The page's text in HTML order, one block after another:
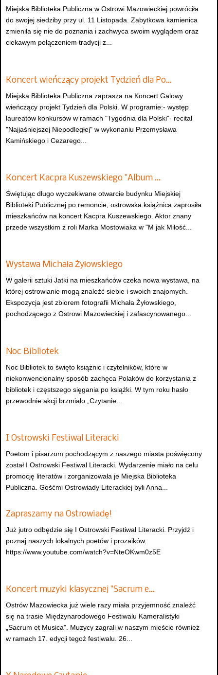
Miejska Biblioteka Publiczna w Ostrowi Mazowieckiej powróciła
do swojej siedziby przy ul. 11 Listopada. Zabytkowa kamienica
zmieniła się nie do poznania i zachwyca swoim wyglądem oraz
ciekawym połączeniem tradycji z...
Koncert wieńczący projekt Tydzień dla Po…
Miejska Biblioteka Publiczna zaprasza na Koncert Galowy
wieńczący projekt Tydzień dla Polski. W programie:- występ
laureatów konkursów w ramach "Tygodnia dla Polski"- recital
"Najjaśniejszej Niepodległej" w wykonaniu Przemysława
Kamińskiego i Cezarego...
Koncert Kacpra Kuszewskiego "Album …
Świętując długo wyczekiwane otwarcie budynku Miejskiej
Biblioteki Publicznej po remoncie, ostrowska książnica zaprosiła
mieszkańców na koncert Kacpra Kuszewskiego. Aktor znany
przede wszystkim z roli Marka Mostowiaka w "M jak Miłość...
Wystawa Michała Żyłowskiego
W galerii sztuki Jatki na mieszkańców czeka nowa wystawa, na
której ostrowianie mogą znaleźć siebie i swoich znajomych.
Ekspozycja jest zbiorem fotografii Michała Żyłowskiego,
pochodzącego z Ostrowi Mazowieckiej i zafascynowanego...
Noc Bibliotek
Noc Bibliotek to święto książnic i czytelników, które w
niekonwencjonalny sposób zachęca Polaków do korzystania z
bibliotek i częstszego sięgania po książki. W tym roku hasło
przewodnie akcji brzmiało „Czytanie...
I Ostrowski Festiwal Literacki
Poetom i pisarzom pochodzącym z naszego miasta poświęcony
został I Ostrowski Festiwal Literacki. Wydarzenie miało na celu
promocję literatów i zorganizowała je Miejska Biblioteka
Publiczna. Gośćmi Ostrowiady Literackiej byli Anna...
Zapraszamy na Ostrowiadę!
Już jutro odbędzie się I Ostrowski Festiwal Literacki. Przyjdź i
poznaj naszych lokalnych poetów i prozaików.
https://www.youtube.com/watch?v=NteOKwm0z5E
Koncert muzyki klasycznej "Sacrum e…
Ostrów Mazowiecka już wiele razy miała przyjemność znaleźć
się na trasie Międzynarodowego Festiwalu Kameralistyki
„Sacrum et Musica". Muzycy zagrali w naszym mieście również
w ramach 17. edycji tegoż festiwalu. 26...